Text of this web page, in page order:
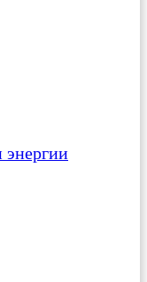
энергии